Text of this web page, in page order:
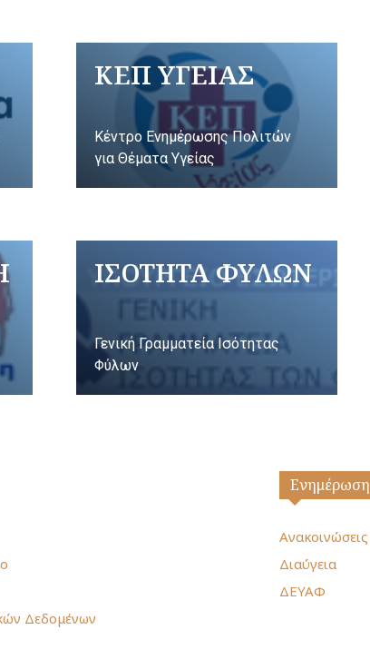
ΚΕΠ ΥΓΕΙΑΣ
Κέντρο Ενημέρωσης Πολιτών
για Θέματα Υγείας
ΙΣΟΤΗΤΑ ΦΥΛΩΝ
Γενική Γραμματεία Ισότητας
Φύλων
Δεδομένων
Ενημέρωση
Ανακοινώσεις
Διαύγεια
ΔΕΥΑΦ